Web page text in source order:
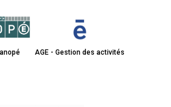
AGE - Gestion des activités